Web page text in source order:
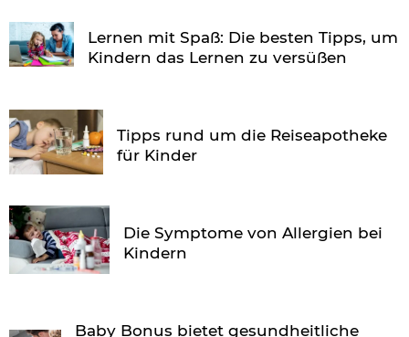
Lernen mit Spaß: Die besten Tipps, um
Kindern das Lernen zu versüßen
Tipps rund um die Reiseapotheke
für Kinder
Die Symptome von Allergien bei
Kindern
Baby Bonus bietet gesundheitliche